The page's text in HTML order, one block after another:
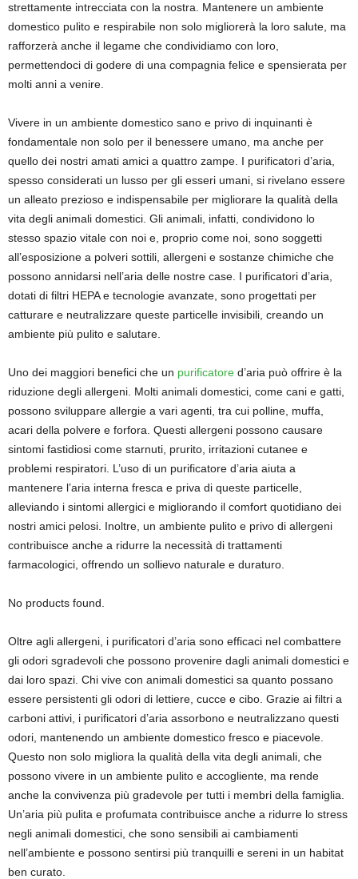
strettamente intrecciata con la nostra. Mantenere un ambiente
domestico pulito e respirabile non solo migliorerà la loro salute, ma
rafforzerà anche il legame che condividiamo con loro,
permettendoci di godere di una compagnia felice e spensierata per
molti anni a venire.
Vivere in un ambiente domestico sano e privo di inquinanti è
fondamentale non solo per il benessere umano, ma anche per
quello dei nostri amati amici a quattro zampe. I purificatori d’aria,
spesso considerati un lusso per gli esseri umani, si rivelano essere
un alleato prezioso e indispensabile per migliorare la qualità della
vita degli animali domestici. Gli animali, infatti, condividono lo
stesso spazio vitale con noi e, proprio come noi, sono soggetti
all’esposizione a polveri sottili, allergeni e sostanze chimiche che
possono annidarsi nell’aria delle nostre case. I purificatori d’aria,
dotati di filtri HEPA e tecnologie avanzate, sono progettati per
catturare e neutralizzare queste particelle invisibili, creando un
ambiente più pulito e salutare.
Uno dei maggiori benefici che un purificatore d’aria può offrire è la
riduzione degli allergeni. Molti animali domestici, come cani e gatti,
possono sviluppare allergie a vari agenti, tra cui polline, muffa,
acari della polvere e forfora. Questi allergeni possono causare
sintomi fastidiosi come starnuti, prurito, irritazioni cutanee e
problemi respiratori. L’uso di un purificatore d’aria aiuta a
mantenere l’aria interna fresca e priva di queste particelle,
alleviando i sintomi allergici e migliorando il comfort quotidiano dei
nostri amici pelosi. Inoltre, un ambiente pulito e privo di allergeni
contribuisce anche a ridurre la necessità di trattamenti
farmacologici, offrendo un sollievo naturale e duraturo.
No products found.
Oltre agli allergeni, i purificatori d’aria sono efficaci nel combattere
gli odori sgradevoli che possono provenire dagli animali domestici e
dai loro spazi. Chi vive con animali domestici sa quanto possano
essere persistenti gli odori di lettiere, cucce e cibo. Grazie ai filtri a
carboni attivi, i purificatori d’aria assorbono e neutralizzano questi
odori, mantenendo un ambiente domestico fresco e piacevole.
Questo non solo migliora la qualità della vita degli animali, che
possono vivere in un ambiente pulito e accogliente, ma rende
anche la convivenza più gradevole per tutti i membri della famiglia.
Un’aria più pulita e profumata contribuisce anche a ridurre lo stress
negli animali domestici, che sono sensibili ai cambiamenti
nell’ambiente e possono sentirsi più tranquilli e sereni in un habitat
ben curato.